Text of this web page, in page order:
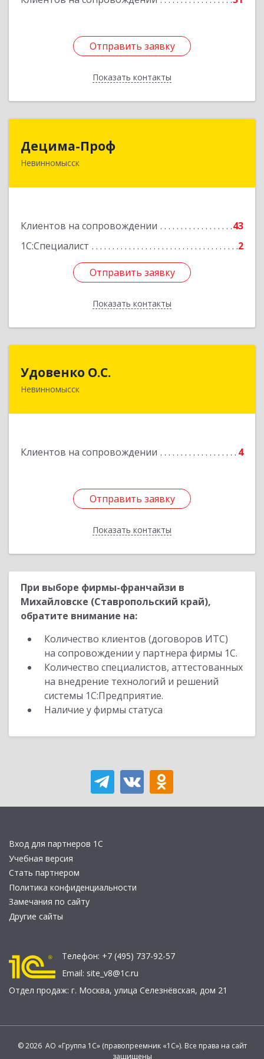
Отправить заявку
Показать контакты
Отправить заявку
Назад
Децима-Проф
Невинномысск
Клиентов на сопровождении
43
1С:Специалист
2
Отправить заявку
Показать контакты
357100, Ставропольский край, Невинномысск г,
Отправить заявку
Назад
Удовенко О.С.
Невинномысск
Клиентов на сопровождении 4
Отправить заявку
Показать контакты
357 100, г.Невинномысск, ул.Революцеонная,
Отправить заявку
Назад
При выборе фирмы-франчайзи в
Михайловске (Ставропольский край),
обратите внимание на:
Количество клиентов (договоров ИТС)
на сопровождении у партнера фирмы 1С.
Количество специалистов, аттестованных
на внедрение технологий и решений
системы 1С:Предприятие.
Наличие у фирмы статуса
Вход для партнеров 1С
Учебная версия
Стать партнером
Политика конфиденциальности
Замечания по сайту
Другие сайты
Телефон: +7 (495) 737-92-57
Email: site_v8@1c.ru
Отдел продаж: г. Москва, улица Селезнёвская, дом 21
© 2026 АО «Группа 1С» (правопреемник «1С»). Все права на сайт
защищены